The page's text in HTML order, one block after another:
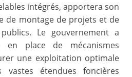
intégrés, apportera son
de montage de projets et de
Le gouvernement a
place de mécanismes
une exploitation optimale
vastes étendues foncières